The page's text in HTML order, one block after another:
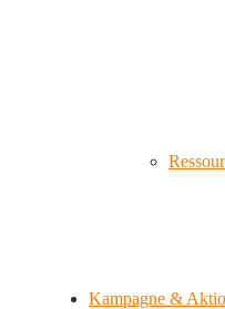
Kampagne &